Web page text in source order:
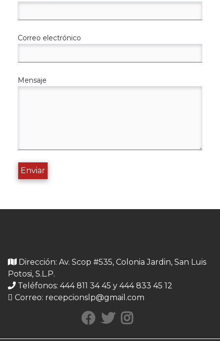
Correo electrónico
Mensaje
Enviar
Dirección: Av. Scop #535, Colonia Jardin, San Luis
Potosi, S.L.P.
Teléfonos: 444 811 34 45 y 444 833 45 12
Correo: recepcionslp@gmail.com